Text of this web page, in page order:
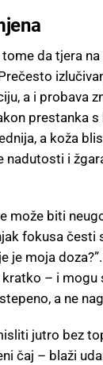
da tjera na
a i probava
prestanka s
a koža
nadutosti i
može biti
fokusa česti
je moja
– i mogu
a ne
jutro bez
čaj – blaži